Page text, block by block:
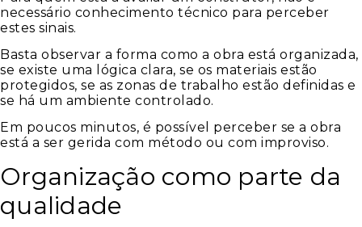
necessário conhecimento técnico para perceber
estes sinais.
Basta observar a forma como a obra está organizada,
se existe uma lógica clara, se os materiais estão
protegidos, se as zonas de trabalho estão definidas e
se há um ambiente controlado.
Em poucos minutos, é possível perceber se a obra
está a ser gerida com método ou com improviso.
Organização como parte da
qualidade